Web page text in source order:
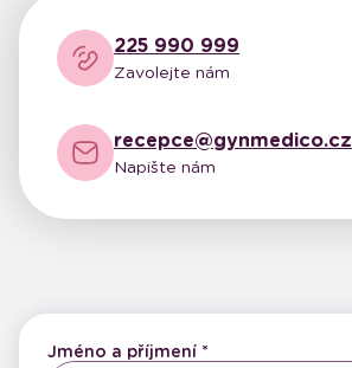
225 990 999
Zavolejte nám
recepce@gynmedico.cz
Napište nám
Jméno a příjmení